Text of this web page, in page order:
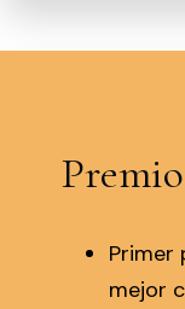
Primer
mejor